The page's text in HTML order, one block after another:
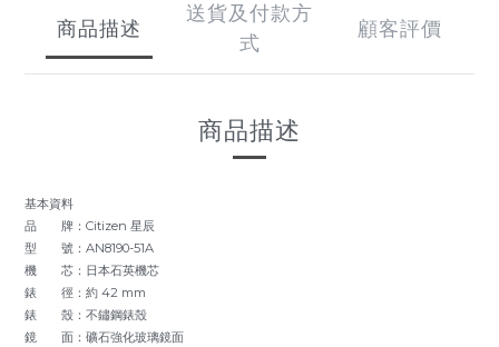
商品描述
送貨及付款方
式
顧客評價
商品描述
基本資料
品 牌：Citizen 星辰
型 號：AN8190-51A
機 芯：日本石英機芯
錶 徑：約 42 mm
錶 殼：不鏽鋼錶殼
鏡 面：礦石強化玻璃鏡面